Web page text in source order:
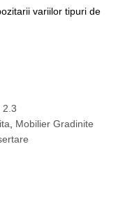
variilor tipuri de
2.3
Mobilier Gradinite